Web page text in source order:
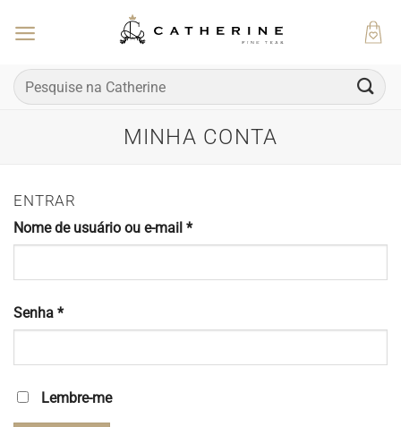
Pesquisar
por:
MINHA CONTA
ENTRAR
Nome de usuário ou e-mail *Obrigatório
Senha *Obrigatório
Lembre-me